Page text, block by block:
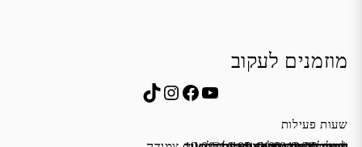
מוזמנים לעקוב
YouTube
Facebook
Instagram
TikTok
שעות פעילות